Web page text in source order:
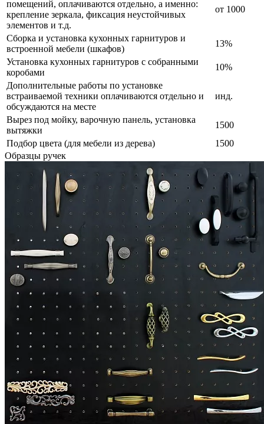
помещений, оплачиваются отдельно, а именно:
крепление зеркала, фиксация неустойчивых
элементов и т.д.
от 1000
Сборка и установка кухонных гарнитуров и
встроенной мебели (шкафов)
13%
Установка кухонных гарнитуров с собранными
коробами
10%
Дополнительные работы по установке
встраиваемой техники оплачиваются отдельно и
обсуждаются на месте
инд.
Вырез под мойку, варочную панель, установка
вытяжки
1500
Подбор цвета (для мебели из дерева)
1500
Образцы ручек